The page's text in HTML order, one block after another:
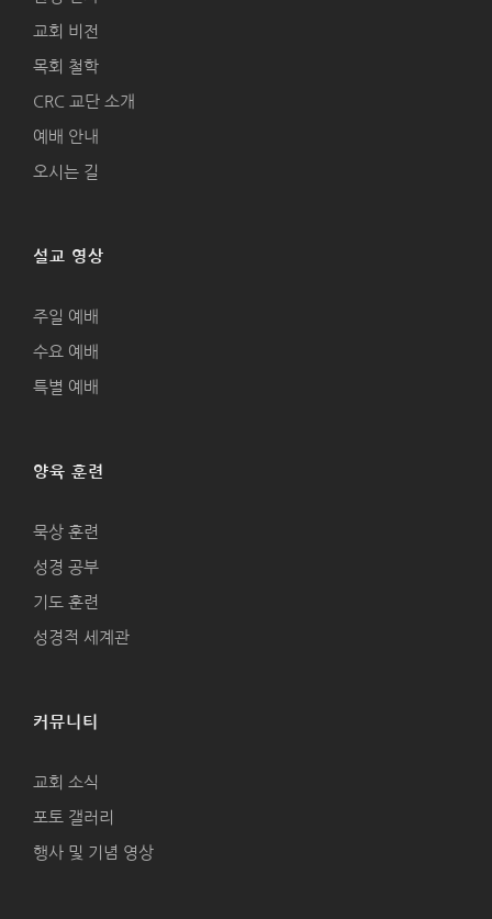
교회 비전
목회 철학
CRC 교단 소개
예배 안내
오시는 길
설교 영상
주일 예배
수요 예배
특별 예배
양육 훈련
묵상 훈련
성경 공부
기도 훈련
성경적 세계관
커뮤니티
교회 소식
포토 갤러리
행사 및 기념 영상